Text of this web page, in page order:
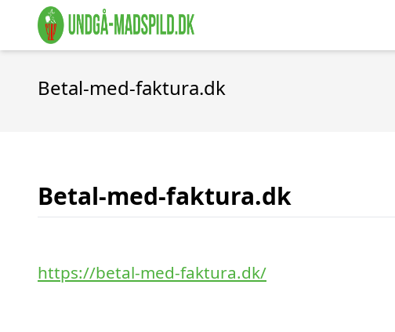
Betal-med-faktura.dk
Betal-med-faktura.dk
https://betal-med-faktura.dk/